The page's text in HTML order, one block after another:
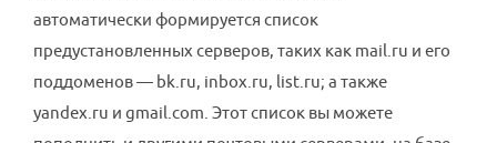
автоматически формируется список
предустановленных серверов, таких как mail.ru и его
поддоменов — bk.ru, inbox.ru, list.ru; а также
yandex.ru и gmail.com. Этот список вы можете